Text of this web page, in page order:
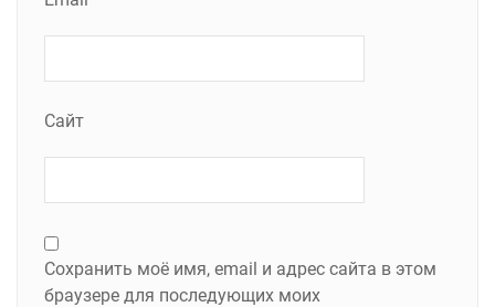
Сайт
Сохранить моё имя, email и адрес сайта в этом
браузере для последующих моих